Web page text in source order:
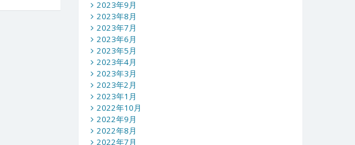
2023年9月
2023年8月
2023年7月
2023年6月
2023年5月
2023年4月
2023年3月
2023年2月
2023年1月
2022年10月
2022年9月
2022年8月
2022年7月